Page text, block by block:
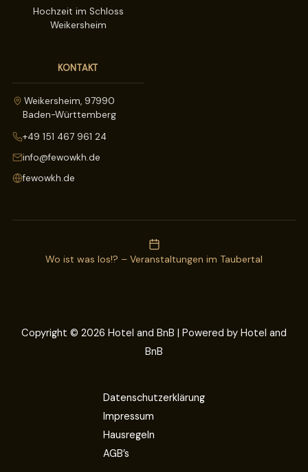
Hochzeit im Schloss
Weikersheim
KONTAKT
Weikersheim, 97990
Baden-Württemberg
+49 151 467 961 24
info@fewowkh.de
fewowkh.de
Wo ist was los!? – Veranstaltungen im Taubertal
Copyright © 2026 Hotel and BnB | Powered by Hotel and
BnB
Datenschutzerklärung
Impressum
Hausregeln
AGB’s